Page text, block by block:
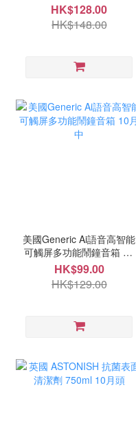
HK$128.00
HK$148.00
美國Generic Ai語音高智能
可觸屏多功能鬧鐘音箱 10
月中
HK$99.00
HK$129.00